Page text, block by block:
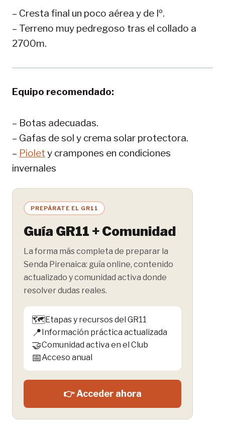
– Cresta final un poco aérea y de Iº.
– Terreno muy pedregoso tras el collado a
2700m.
Equipo recomendado:
– Botas adecuadas.
– Gafas de sol y crema solar protectora.
– Piolet y crampones en condiciones
invernales
PREPÁRATE EL GR11
Guía GR11 + Comunidad
La forma más completa de preparar la
Senda Pirenaica: guía online, contenido
actualizado y comunidad activa donde
resolver dudas reales.
🗺️Etapas y recursos del GR11
📍Información práctica actualizada
🤝Comunidad activa en el Club
📅Acceso anual
👉 Acceder ahora